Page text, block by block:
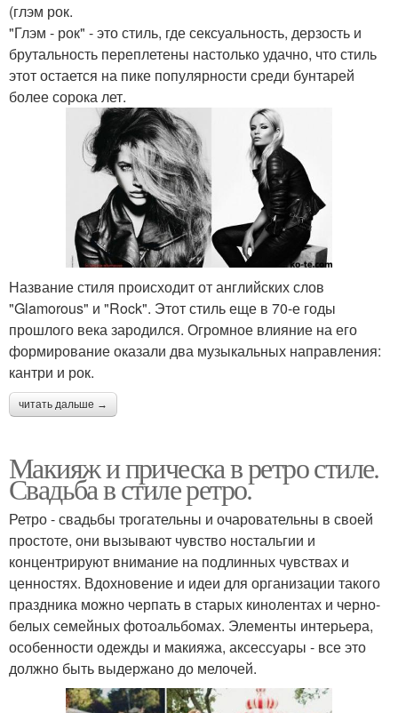
Игры макияж и
прически
Что сначала макияж или
прическа
Подбор причесок и
макияжа онлайн
Стиль в макияже
Одежда в стиле фотосессия в стиле
Прически дома Прическа с платком
Модели для причесок и
макияжа
Знаменитая прическа
Стиль в одежде
Играть в игру прически
и макияж
(глэм рок.
"Глэм - рок" - это стиль, где сексуальность, дерзость и
брутальность переплетены настолько удачно, что стиль
этот остается на пике популярности среди бунтарей
более сорока лет.
Название стиля происходит от английских слов
"Glamorous" и "Rock". Этот стиль еще в 70-е годы
прошлого века зародился. Огромное влияние на его
формирование оказали два музыкальных направления:
кантри и рок.
читать дальше →
Макияж и прическа в ретро стиле.
Свадьба в стиле ретро.
Ретро - свадьбы трогательны и очаровательны в своей
простоте, они вызывают чувство ностальгии и
концентрируют внимание на подлинных чувствах и
ценностях. Вдохновение и идеи для организации такого
праздника можно черпать в старых кинолентах и черно-
белых семейных фотоальбомах. Элементы интерьера,
особенности одежды и макияжа, аксессуары - все это
должно быть выдержано до мелочей.